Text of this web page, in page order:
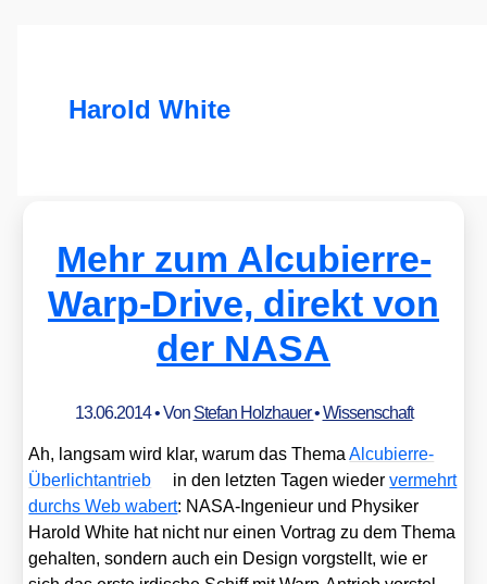
Harold White
Mehr zum Alcubierre-
Warp-Drive, direkt von
der NASA
13.06.2014• Von Stefan Holzhauer•Wissenschaft
Ah, lang­sam wird klar, war­um das The­maAlcu­bierre-
Über­licht­an­trieb
in den letz­ten Tagen wie­derver­mehrt
durchs Web wabert: NASA-Inge­nieur und Phy­si­ker
Harold White hat nicht nur einen Vor­trag zu dem The­ma
gehal­ten, son­dern auch ein Design vorg­stellt, wie er